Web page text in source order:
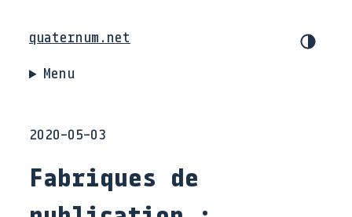
quaternum.net
Menu
2020-05-03
Fabriques de